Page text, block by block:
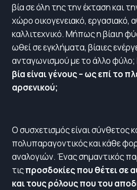
βία σε όλη της την έκταση και
χώρο οικογενειακό, εργασιακό,
καλλιτεχνικό. Μήπως η βίαιη
ωθεί σε εγκλήματα, βίαιες
ανταγωνισμού με το άλλο φύλο;
βία είναι γένους – ως επί το
αρσενικού;
Ο συσχετισμός είναι σύνθετος
πολυπαραγοντικός και κάθε
αναλογιών. Ένας σημαντικός
τιςπροσδοκίες που θέτει σε
και τους ρόλους που του